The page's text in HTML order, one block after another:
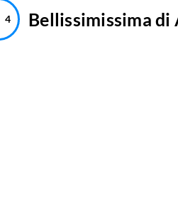
Bellissimissima di